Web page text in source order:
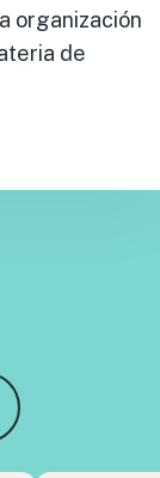
organización
de